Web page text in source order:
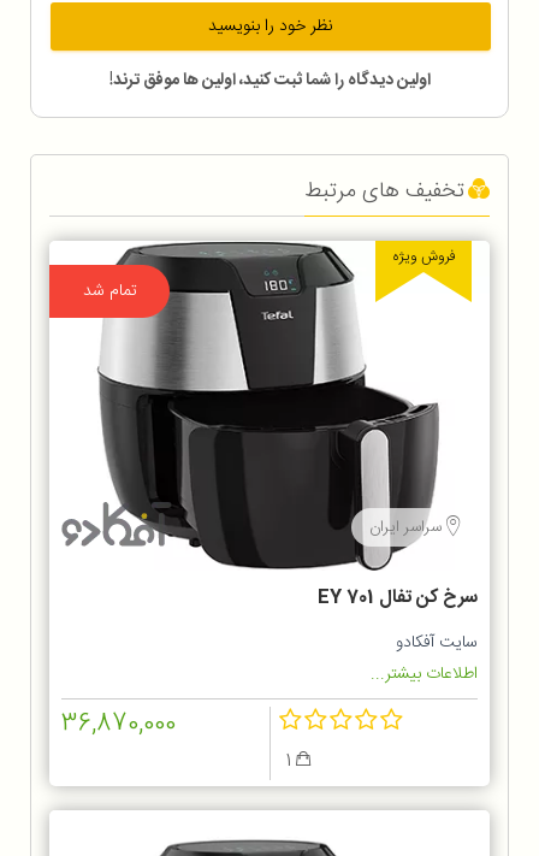
نظر خود را بنویسید
اولین دیدگاه را شما ثبت کنید، اولین ها موفق ترند!
تخفیف های مرتبط
تمام شد
فروش ویژه
سراسر ایران
سرخ كن تفال EY 701
سایت آفکادو
اطلاعات بیشتر...
36,870,000